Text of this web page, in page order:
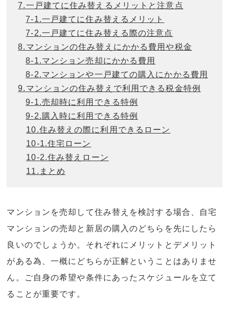
7.一戸建てに住み替えるメリットと注意点
7-1.一戸建てに住み替えるメリット
7-2.一戸建てに住み替える際の注意点
8. マンションの住み替えにかかる費用や税金
8-1.マンション売却にかかる費用
8-2.マンションや一戸建ての購入にかかる費用
9. マンションの住み替えで利用できる税金特例
9-1.売却時に利用できる特例
9-2.購入時に利用できる特例
10.住み替えの際に利用できるローン
10-1.住宅ローン
10-2.住み替えローン
11. まとめ
マンションを売却して住み替えを検討する場合、自宅
マンションの売却と新居の購入のどちらを先にしたら
良いのでしょうか。それぞれにメリットとデメリット
がある為、一概にどちらが正解ということはありませ
ん。ご自身の希望や条件にあったスケジュールを立て
ることが重要です。